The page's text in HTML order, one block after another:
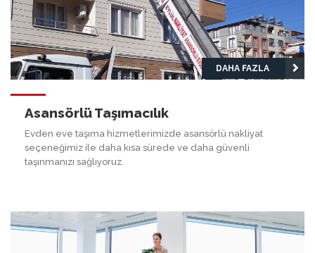
DAHA FAZLA
Asansörlü Taşımacılık
Evden eve taşıma hizmetlerimizde asansörlü nakliyat
seçeneğimiz ile daha kısa sürede ve daha güvenli
taşınmanızı sağlıyoruz.